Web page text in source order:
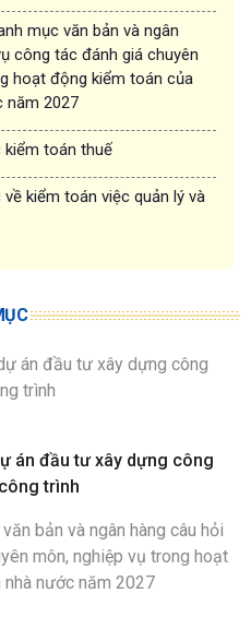
mục văn bản và ngân
công tác đánh giá chuyên
hoạt động kiểm toán của
năm 2027
kiểm toán thuế
kiểm toán việc quản lý và
án đầu tư xây dựng công
trình